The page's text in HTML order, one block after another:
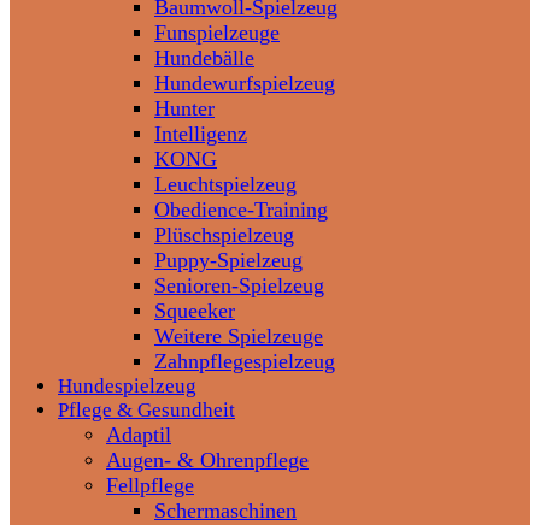
Baumwoll-Spielzeug
Funspielzeuge
Hundebälle
Hundewurfspielzeug
Hunter
Intelligenz
KONG
Leuchtspielzeug
Obedience-Training
Plüschspielzeug
Puppy-Spielzeug
Senioren-Spielzeug
Squeeker
Weitere Spielzeuge
Zahnpflegespielzeug
Hundespielzeug
Pflege & Gesundheit
Adaptil
Augen- & Ohrenpflege
Fellpflege
Schermaschinen